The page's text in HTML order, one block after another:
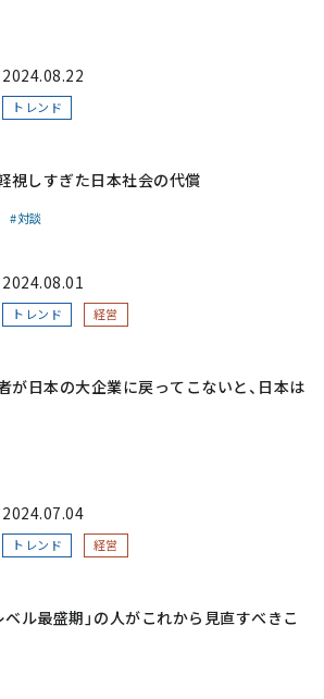
2024.08.22
トレンド
視しすぎた日本社会の代償
対談
2024.08.01
トレンド 経営
が日本の大企業に戻ってこないと、日本は
2024.07.04
トレンド 経営
ベル最盛期」の人がこれから見直すべきこ